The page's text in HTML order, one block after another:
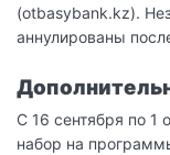
(otbasybank.kz).
аннулированы
С 16 сентября по 1
набор на